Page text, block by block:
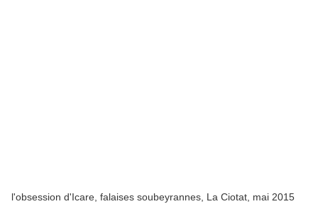
l'obsession d'Icare, falaises soubeyrannes, La Ciotat, mai 2015